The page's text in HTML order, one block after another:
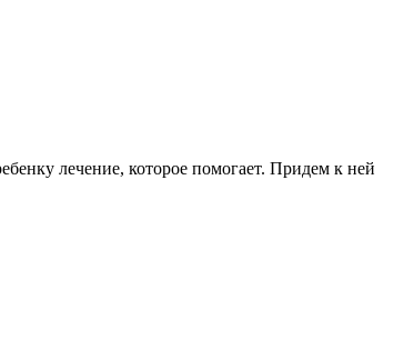
лечение, которое помогает. Придем к ней